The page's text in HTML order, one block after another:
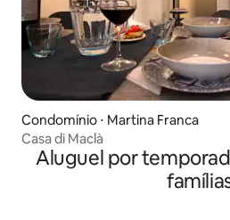
Condomínio ⋅ Martina Franca
Casa di Maclà
Aluguel por